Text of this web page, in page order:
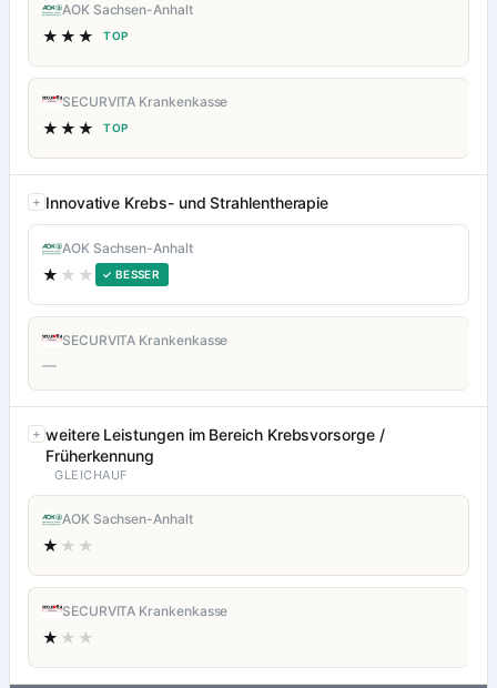
AOK Sachsen-Anhalt
★★★ TOP
SECURVITA Krankenkasse
★★★ TOP
Innovative Krebs- und Strahlentherapie
AOK Sachsen-Anhalt
★ ★★ ✓ BESSER
SECURVITA Krankenkasse
—
weitere Leistungen im Bereich Krebsvorsorge /
Früherkennung
GLEICHAUF
AOK Sachsen-Anhalt
★ ★★
SECURVITA Krankenkasse
★ ★★